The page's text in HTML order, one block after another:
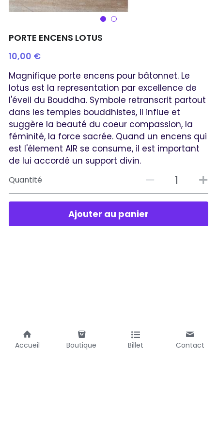
PORTE ENCENS LOTUS
10,00 €
Magnifique porte encens pour bâtonnet. Le
lotus est la representation par excellence de
l'éveil du Bouddha. Symbole retranscrit partout
dans les temples bouddhistes, il influe et
suggère la beauté du coeur compassion, la
féminité, la force sacrée. Quand un encens qui
est l'élement AIR se consume, il est important
de lui accordé un support divin.
Quantité
Ajouter au panier
Accueil Boutique Billet Contact